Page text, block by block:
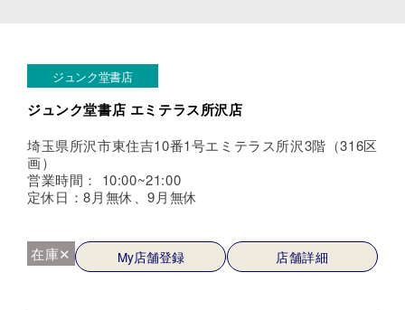
ジュンク堂書店
ジュンク堂書店 エミテラス所沢店
埼玉県所沢市東住吉10番1号エミテラス所沢3階（316区
画）
営業時間： 10:00~21:00
定休日：8月無休、9月無休
在庫✕ My店舗登録 店舗詳細